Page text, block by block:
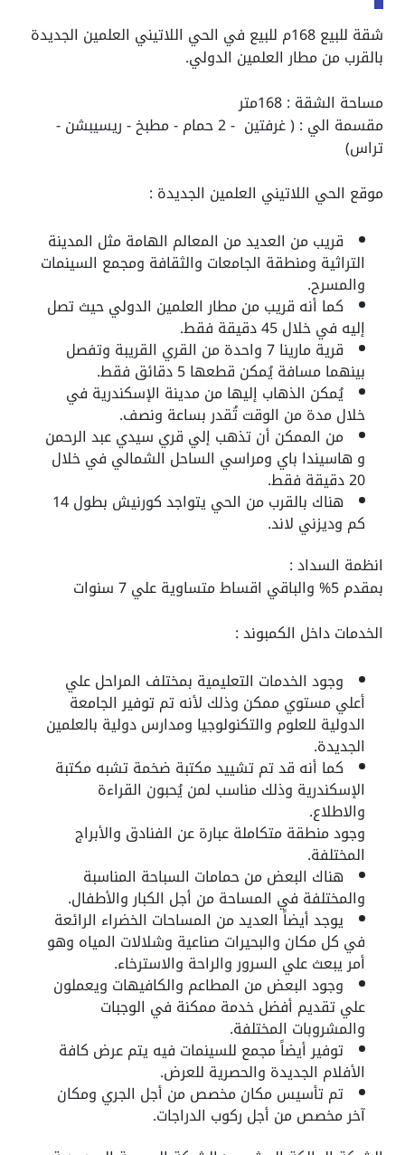
شقة للبيع 168م للبيع في الحي اللاتيني العلمين الجديدة
بالقرب من مطار العلمين الدولي.
مساحة الشقة : 168متر
مقسمة الي : ( غرفتين - 2 حمام - مطبخ - ريسيبشن -
تراس)
موقع الحي اللاتيني العلمين الجديدة :
قريب من العديد من المعالم الهامة مثل المدينة
التراثية ومنطقة الجامعات والثقافة ومجمع السينمات
والمسرح.
كما أنه قريب من مطار العلمين الدولي حيث تصل
إليه في خلال 45 دقيقة فقط.
قرية مارينا 7 واحدة من القري القريبة وتفصل
بينهما مسافة يُمكن قطعها 5 دقائق فقط.
يُمكن الذهاب إليها من مدينة الإسكندرية في
خلال مدة من الوقت تُقدر بساعة ونصف.
من الممكن أن تذهب إلي قري سيدي عبد الرحمن
و هاسيندا باي ومراسي الساحل الشمالي في خلال
20 دقيقة فقط.
هناك بالقرب من الحي يتواجد كورنيش بطول 14
كم وديزني لاند.
انظمة السداد :
بمقدم 5% والباقي اقساط متساوية علي 7 سنوات
الخدمات داخل الكمبوند :
وجود الخدمات التعليمية بمختلف المراحل علي
أعلي مستوي ممكن وذلك لأنه تم توفير الجامعة
الدولية للعلوم والتكنولوجيا ومدارس دولية بالعلمين
الجديدة.
كما أنه قد تم تشييد مكتبة ضخمة تشبه مكتبة
الإسكندرية وذلك مناسب لمن يُحبون القراءة
والاطلاع.
وجود منطقة متكاملة عبارة عن الفنادق والأبراج
المختلفة.
هناك البعض من حمامات السباحة المناسبة
والمختلفة في المساحة من أجل الكبار والأطفال.
يوجد أيضاً العديد من المساحات الخضراء الرائعة
في كل مكان والبحيرات صناعية وشلالات المياه وهو
أمر يبعث علي السرور والراحة والاسترخاء.
وجود البعض من المطاعم والكافيهات ويعملون
علي تقديم أفضل خدمة ممكنة في الوجبات
والمشروبات المختلفة.
توفير أيضاً مجمع للسينمات فيه يتم عرض كافة
الأفلام الجديدة والحصرية للعرض.
تم تأسيس مكان مخصص من أجل الجري ومكان
آخر مخصص من أجل ركوب الدراجات.